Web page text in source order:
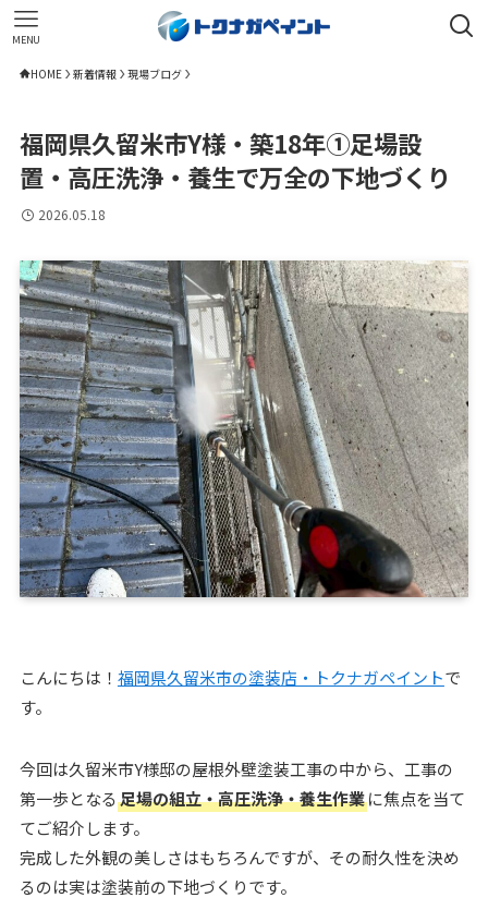
MENU
HOME 新着情報 現場ブログ
福岡県久留米市Y様・築18年①足場設
置・高圧洗浄・養生で万全の下地づくり
2026.05.18
こんにちは！ 福岡県久留米市の塗装店・トクナガペイントで
す。
今回は久留米市Y様邸の屋根外壁塗装工事の中から、工事の
第一歩となる 足場の組立・高圧洗浄・養生作業に焦点を当て
てご紹介します。
完成した外観の美しさはもちろんですが、その耐久性を決め
るのは実は塗装前の下地づくりです。